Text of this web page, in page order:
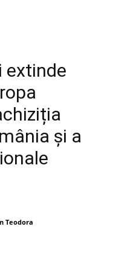
extinde
și a
Teodora